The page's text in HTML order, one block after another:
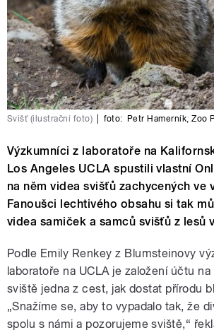
Svišť (ilustrační foto) foto: Petr Hamerník ,Zoo
Výzkumníci z laboratoře na
Los Angeles UCLA spustili vlastní
na něm videa svišťů zachycených ve
Fanoušci lechtivého obsahu si tak
videa samiček a samců svišťů z lesů
Podle Emily Renkey z Blumsteinovy
laboratoře na UCLA je založení účtu na
sviště jedna z cest, jak dostat přírodu
„Snažíme se, aby to vypadalo tak, že
spolu s námi a pozorujeme sviště,“